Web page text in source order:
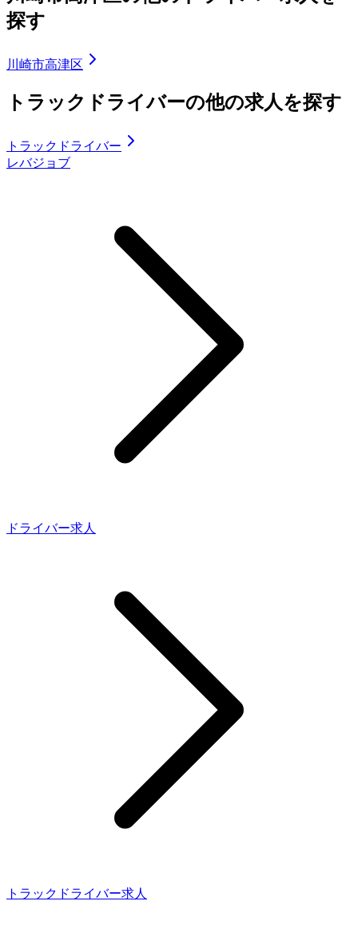
探す
川崎市高津区
トラックドライバーの他の求人を探す
トラックドライバー
レバジョブ
ドライバー求人
トラックドライバー求人